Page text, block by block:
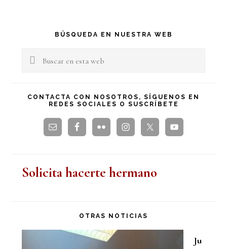
Barra
lateral
BÚSQUEDA EN NUESTRA WEB
Buscar
esta
CONTACTA CON NOSOTROS, SÍGUENOS EN
REDES SOCIALES O SUSCRÍBETE
Solicita hacerte hermano
OTRAS NOTICIAS
Ju